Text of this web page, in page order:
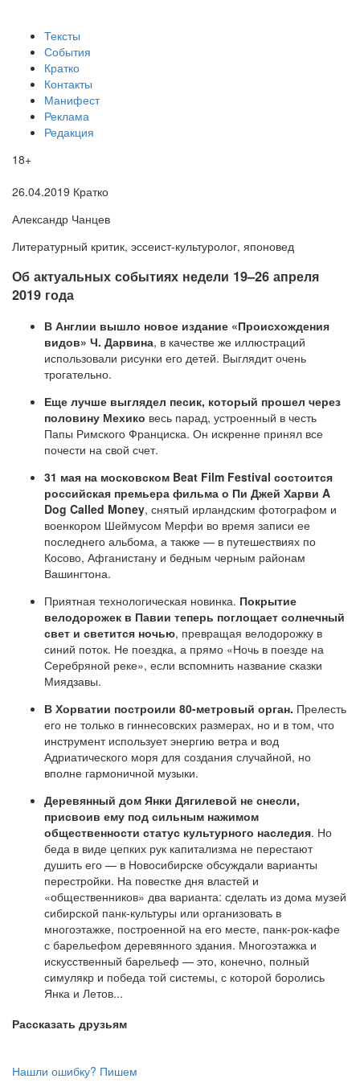
Тексты
События
Кратко
Контакты
Манифест
Реклама
Редакция
18+
26.04.2019 Кратко
Александр Чанцев
Литературный критик, эссеист-культуролог, японовед
​Об актуальных событиях недели 19–26 апреля
2019 года
В Англии вышло новое издание «Происхождения
видов» Ч. Дарвина, в качестве же иллюстраций
использовали рисунки его детей. Выглядит очень
трогательно.
Еще лучше выглядел песик, который прошел через
половину Мехико весь парад, устроенный в честь
Папы Римского Франциска. Он искренне принял все
почести на свой счет.
31 мая на московском Beat Film Festival состоится
российская премьера фильма о Пи Джей Харви A
Dog Called Money, снятый ирландским фотографом и
военкором Шеймусом Мерфи во время записи ее
последнего альбома, а также — в путешествиях по
Косово, Афганистану и бедным черным районам
Вашингтона.
Приятная технологическая новинка. Покрытие
велодорожек в Павии теперь поглощает солнечный
свет и светится ночью, превращая велодорожку в
синий поток. Не поездка, а прямо «Ночь в поезде на
Серебряной реке», если вспомнить название сказки
Миядзавы.
В Хорватии построили 80-метровый орган. Прелесть
его не только в гиннесовских размерах, но и в том, что
инструмент использует энергию ветра и вод
Адриатического моря для создания случайной, но
вполне гармоничной музыки.
Деревянный дом Янки Дягилевой не снесли,
присвоив ему под сильным нажимом
общественности статус культурного наследия. Но
беда в виде цепких рук капитализма не перестают
душить его — в Новосибирске обсуждали варианты
перестройки. На повестке дня властей и
«общественников» два варианта: сделать из дома музей
сибирской панк-культуры или организовать в
многоэтажке, построенной на его месте, панк-рок-кафе
с барельефом деревянного здания. Многоэтажка и
искусственный барельеф — это, конечно, полный
симулякр и победа той системы, с которой боролись
Янка и Летов...
Рассказать друзьям
Нашли ошибку? Пишем